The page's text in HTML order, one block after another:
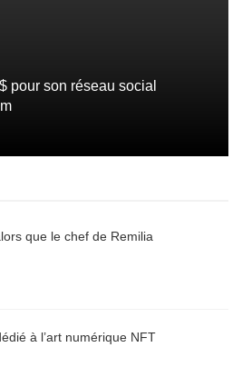
pour son réseau social
que le chef de Remilia
à l’art numérique NFT